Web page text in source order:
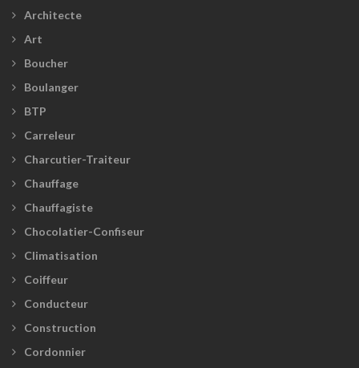
Architecte
Art
Boucher
Boulanger
BTP
Carreleur
Charcutier-Traiteur
Chauffage
Chauffagiste
Chocolatier-Confiseur
Climatisation
Coiffeur
Conducteur
Construction
Cordonnier